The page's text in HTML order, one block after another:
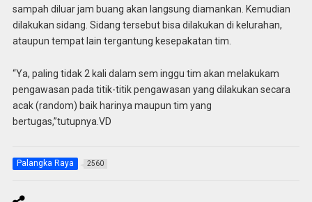
sampah diluar jam buang akan langsung diamankan. Kemudian
dilakukan sidang. Sidang tersebut bisa dilakukan di kelurahan,
ataupun tempat lain tergantung kesepakatan tim.
“Ya, paling tidak 2 kali dalam sem inggu tim akan melakukam
pengawasan pada titik-titik pengawasan yang dilakukan secara
acak (random) baik harinya maupun tim yang
bertugas,”tutupnya.VD
Palangka Raya 2560